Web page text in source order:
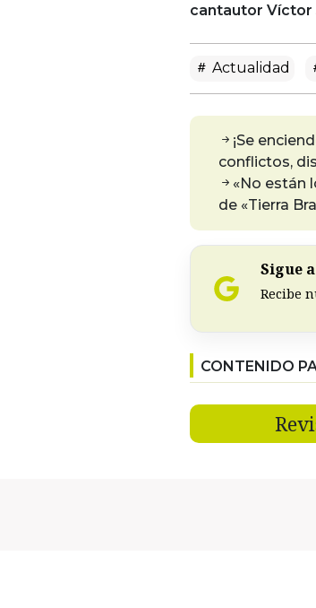
cantautor Víctor
Actualidad
¡Se
conflictos,
«No están
de «Tierra
Sigue
Recibe
CONTENIDO